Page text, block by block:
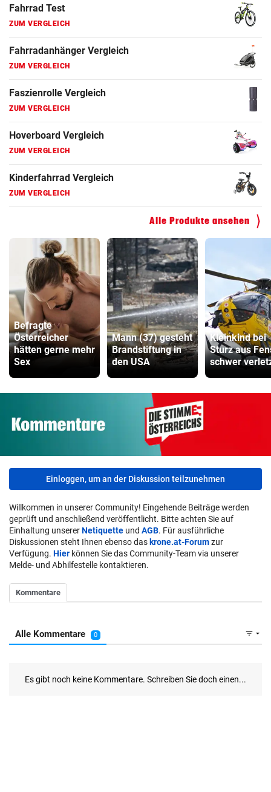
Fahrrad Test
ZUM VERGLEICH
Fahrradanhänger Vergleich
ZUM VERGLEICH
Faszienrolle Vergleich
ZUM VERGLEICH
Hoverboard Vergleich
ZUM VERGLEICH
Kinderfahrrad Vergleich
ZUM VERGLEICH
Alle Produkte ansehen
Befragte
Österreicher
hätten gerne mehr
Sex
Mann (37) gesteht
Brandstiftung in
den USA
Kleinkind bei
Sturz aus
schwer
Einloggen, um an der Diskussion teilzunehmen
Willkommen in unserer Community! Eingehende Beiträge werden
geprüft und anschließend veröffentlicht. Bitte achten Sie auf
Einhaltung unsererNetiquette und AGB. Für ausführliche
Diskussionen steht Ihnen ebenso das krone.at-Forumzur
Verfügung. Hier können Sie das Community-Team via unserer
Melde- und Abhilfestelle kontaktieren.